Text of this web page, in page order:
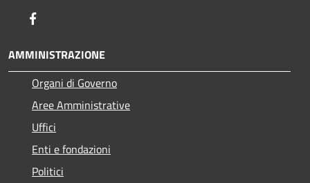
AMMINISTRAZIONE
Organi di Governo
Aree Amministrative
Uffici
Enti e fondazioni
Politici